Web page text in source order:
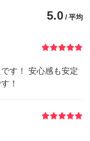
5.0 / 平均
す！ 安心感も安定
！